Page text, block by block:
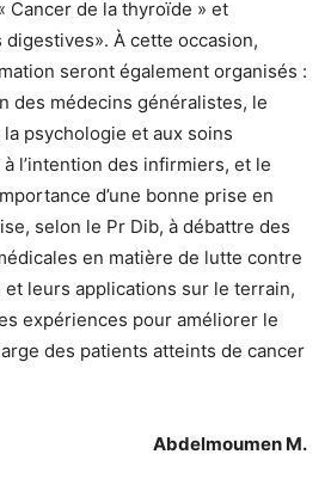
Cancer de la thyroïde » et
digestives». À cette occasion,
seront également organisés :
des médecins généralistes, le
psychologie et aux soins
l’intention des infirmiers, et le
d’une bonne prise en
selon le Pr Dib, à débattre des
en matière de lutte contre
leurs applications sur le terrain,
expériences pour améliorer le
des patients atteints de cancer
Abdelmoumen M.